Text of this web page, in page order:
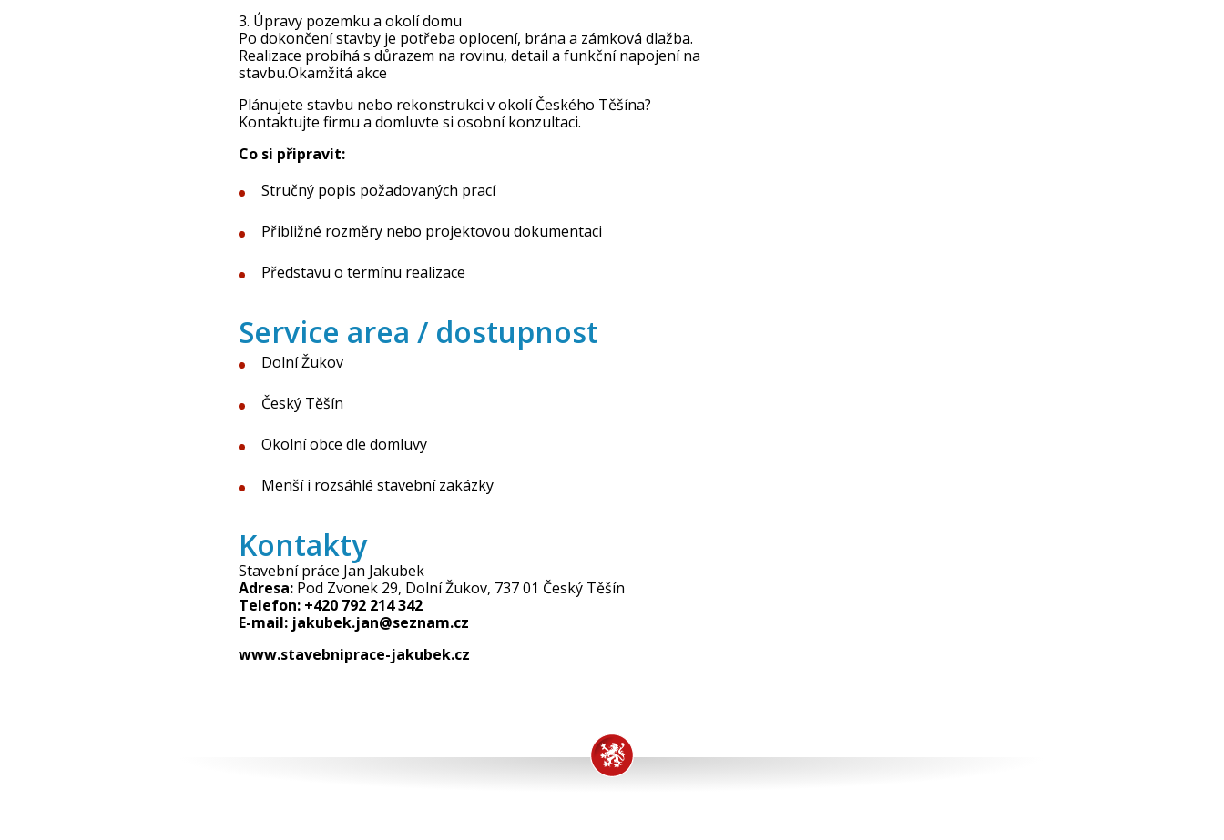
3. Úpravy pozemku a okolí domu
Po dokončení stavby je potřeba oplocení, brána a zámková dlažba.
Realizace probíhá s důrazem na rovinu, detail a funkční napojení na
stavbu.Okamžitá akce
Plánujete stavbu nebo rekonstrukci v okolí Českého Těšína?
Kontaktujte firmu a domluvte si osobní konzultaci.
Co si připravit:
Stručný popis požadovaných prací
Přibližné rozměry nebo projektovou dokumentaci
Představu o termínu realizace
Service area / dostupnost
Dolní Žukov
Český Těšín
Okolní obce dle domluvy
Menší i rozsáhlé stavební zakázky
Kontakty
Stavební práce Jan Jakubek
Adresa: Pod Zvonek 29, Dolní Žukov, 737 01 Český Těšín
Telefon: +420 792 214 342
E-mail: jakubek.jan@seznam.cz
www.stavebniprace-jakubek.cz